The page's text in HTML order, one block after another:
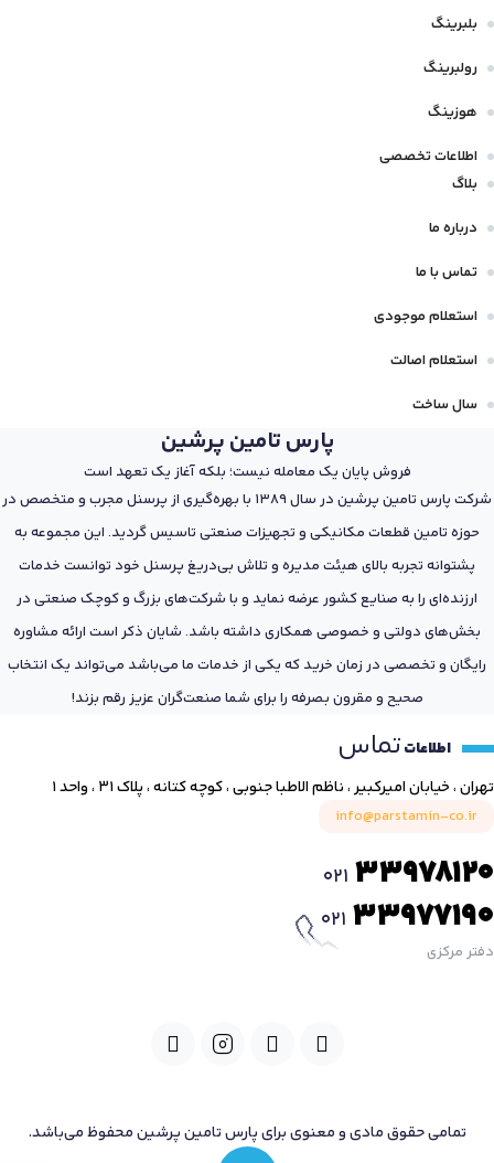
بلبرینگ
رولبرینگ
هوزینگ
اطلاعات تخصصی
بلاگ
درباره ما
تماس با ما
استعلام موجودی
استعلام اصالت
سال ساخت
پارس تامین پرشین
فروش پایان یک معامله نیست؛ بلکه آغاز یک تعهد است
شرکت پارس تامین پرشین در سال 1389 با بهره‌گیری از پرسنل مجرب و متخصص در
حوزه تامین قطعات مکانیکی و تجهیزات صنعتی تاسیس گردید. این مجموعه به
پشتوانه تجربه بالای هیئت مدیره و تلاش بی‌دریغ پرسنل خود توانست خدمات
ارزنده‌ای را به صنایع کشور عرضه نماید و با شرکت‌های بزرگ و کوچک صنعتی در
بخش‌های دولتی و خصوصی همکاری داشته باشد. شایان ذکر است ارائه مشاوره
رایگان و تخصصی در زمان خرید که یکی از خدمات ما می‌باشد می‌تواند یک انتخاب
صحیح و مقرون بصرفه را برای شما صنعت‌گران عزیز رقم بزند!
اطلاعاتتماس
تهران ، خیابان امیرکبیر ، ناظم الاطبا جنوبی ، کوچه کتانه ، پلاک ۳۱ ، واحد ۱
info@parstamin-co.ir
021 33978120
021 33977190
دفتر مرکزی
تمامی حقوق مادی و معنوی برای پارس تامین پرشین محفوظ می‌باشد.